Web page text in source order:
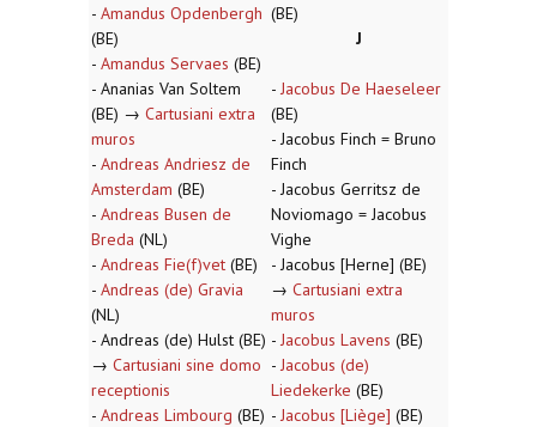
- Amandus Opdenbergh
(BE)
- Amandus Servaes (BE)
- Ananias Van Soltem
(BE) → Cartusiani extra
muros
- Andreas Andriesz de
Amsterdam (BE)
- Andreas Busen de
Breda (NL)
- Andreas Fie(f)vet (BE)
- Andreas (de) Gravia
(NL)
- Andreas (de) Hulst (BE)
→ Cartusiani sine domo
receptionis
- Andreas Limbourg (BE)
(BE)
J
- Jacobus De Haeseleer
(BE)
- Jacobus Finch = Bruno
Finch
- Jacobus Gerritsz de
Noviomago = Jacobus
Vighe
- Jacobus [Herne] (BE)
→ Cartusiani extra
muros
- Jacobus Lavens (BE)
- Jacobus (de)
Liedekerke (BE)
- Jacobus [Liège] (BE)